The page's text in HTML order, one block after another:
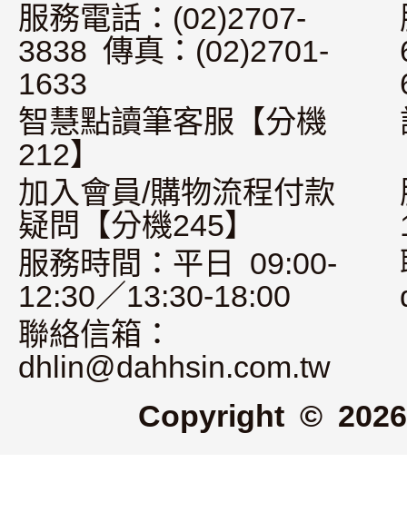
服務電話：(02)2707-
3838 傳真：(02)2701-
1633
智慧點讀筆客服【分機
212】
加入會員/購物流程付款
疑問【分機245】
服務時間：平日 09:00-
12:30／13:30-18:00
聯絡信箱：
dhlin@dahhsin.com.tw
Copyright ©